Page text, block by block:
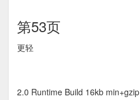
第53页
更轻
2.0 Runtime Build 16kb min+gzip